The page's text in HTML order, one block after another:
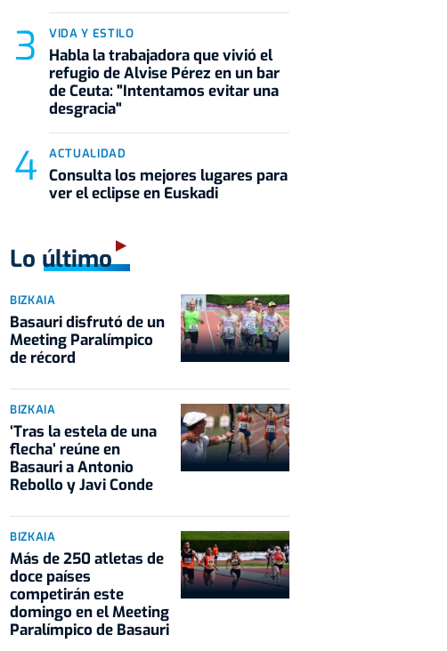
VIDA Y ESTILO
Habla la trabajadora que vivió el
refugio de Alvise Pérez en un bar
de Ceuta: "Intentamos evitar una
desgracia"
ACTUALIDAD
Consulta los mejores lugares para
ver el eclipse en Euskadi
Lo último
BIZKAIA
Basauri disfrutó de un
Meeting Paralímpico
de récord
BIZKAIA
‘Tras la estela de una
flecha’ reúne en
Basauri a Antonio
Rebollo y Javi Conde
BIZKAIA
Más de 250 atletas de
doce países
competirán este
domingo en el Meeting
Paralímpico de Basauri